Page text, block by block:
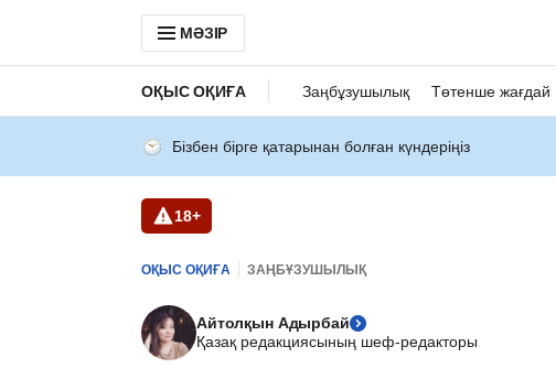
МӘЗІР
ОҚЫС ОҚИҒА Заңбұзушылық Төтенше жағдай
Бізбен бірге қатарынан болған күндеріңіз
18+
ОҚЫС ОҚИҒА ЗАҢБҰЗУШЫЛЫҚ
Айтолқын Адырбай
Қазақ редакциясының шеф-редакторы